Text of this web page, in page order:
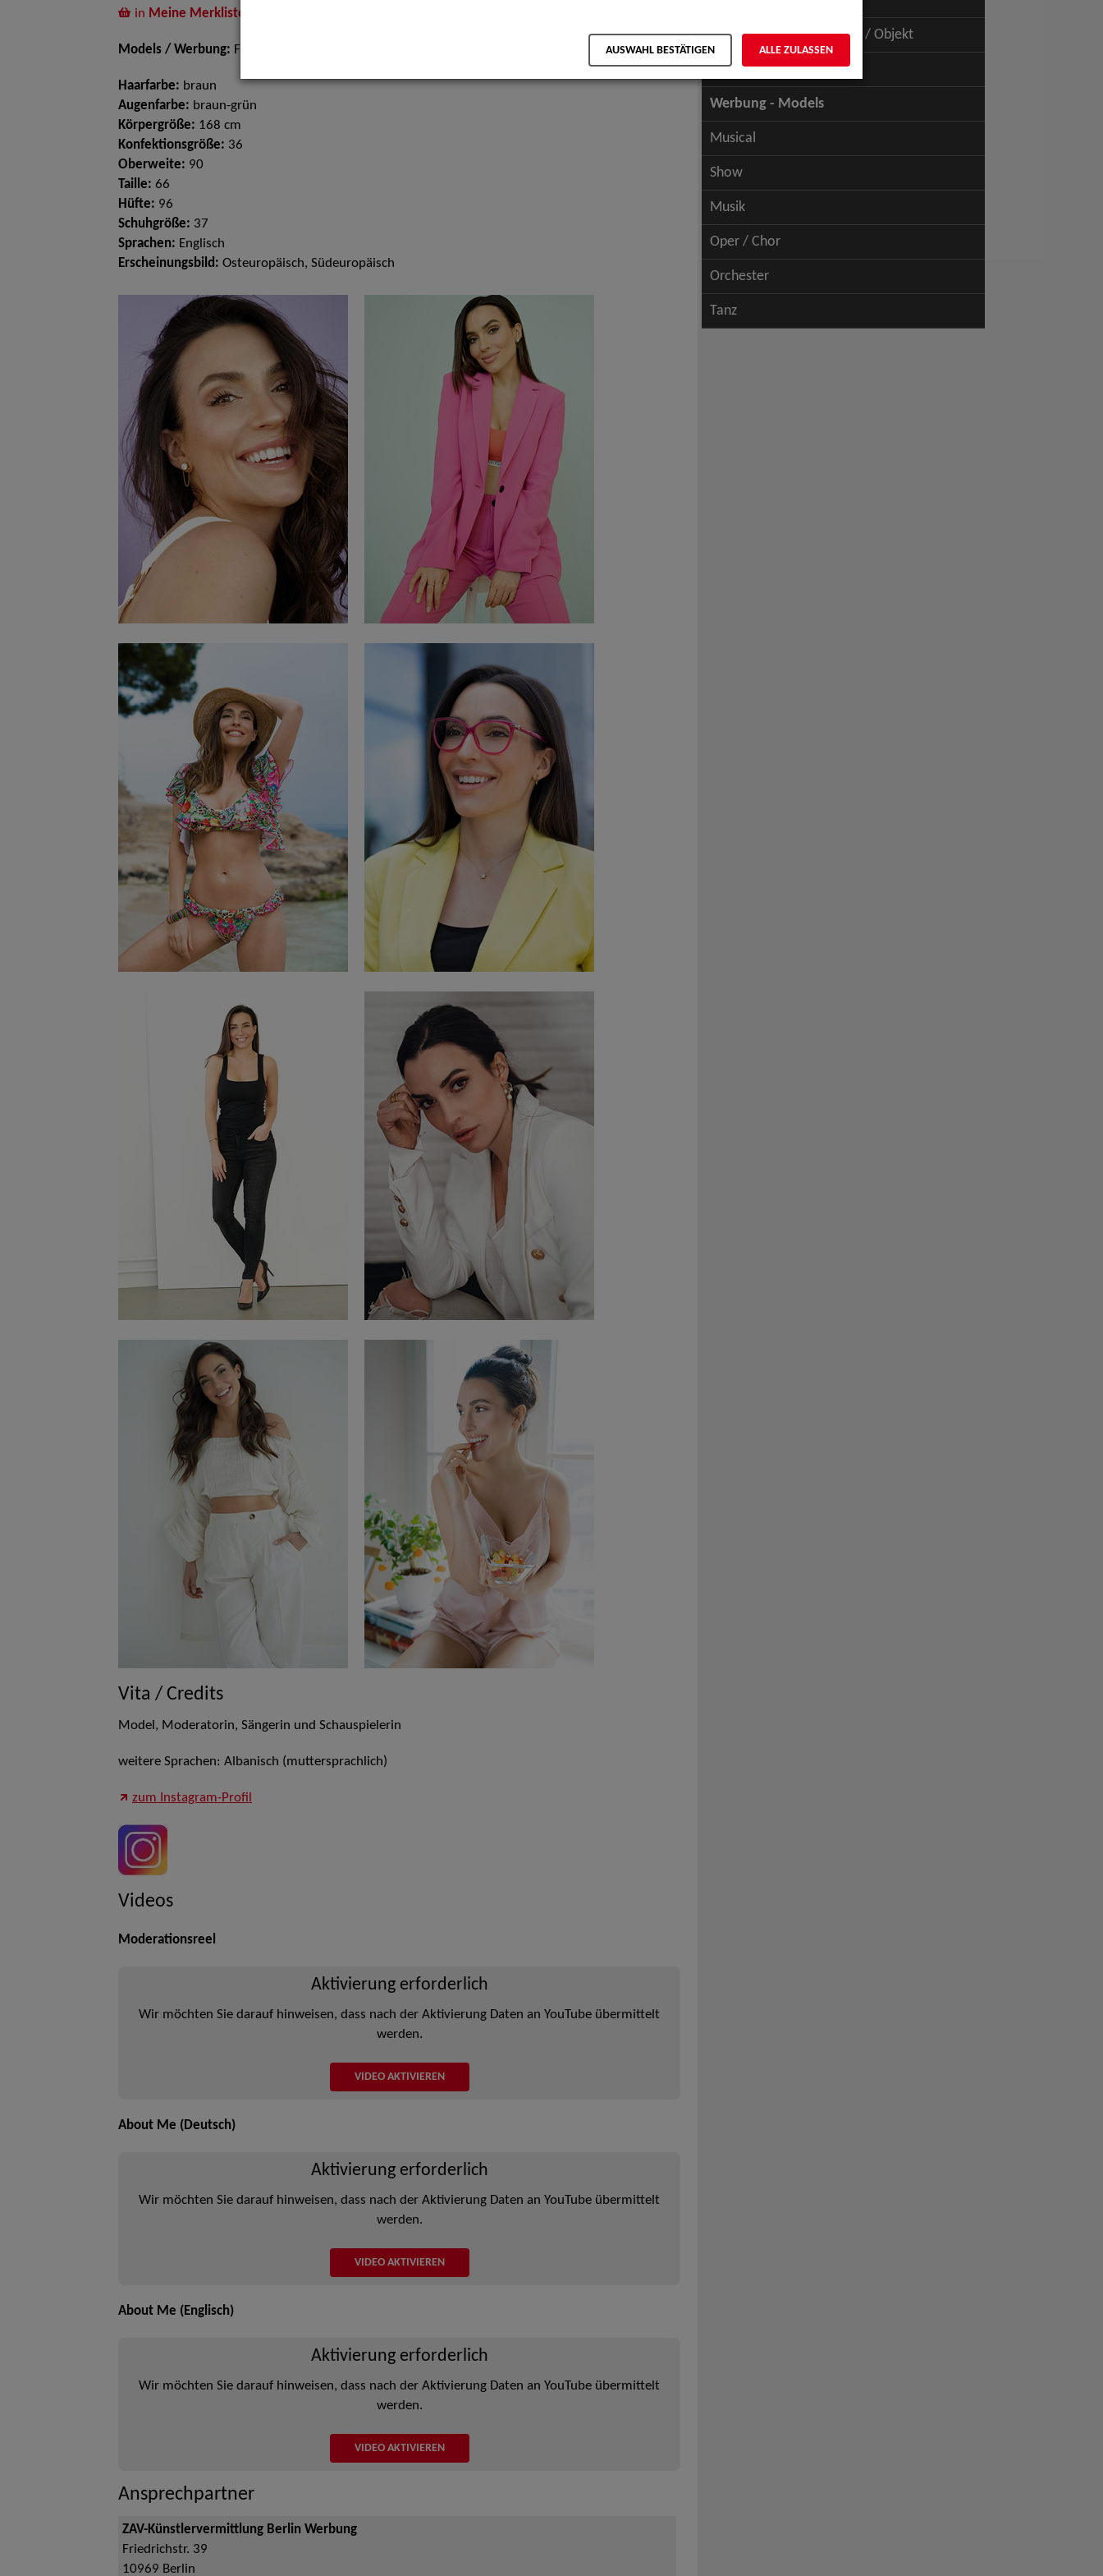
in Meine Merkliste
Models / Werbung: Fotomodell
Haarfarbe: braun
Augenfarbe: braun-grün
Körpergröße: 168 cm
Konfektionsgröße: 36
Oberweite: 90
Taille: 66
Hüfte: 96
Schuhgröße: 37
Sprachen: Englisch
Erscheinungsbild: Osteuropäisch, Südeuropäisch
Vita / Credits
Model, Moderatorin, Sängerin und Schauspielerin
weitere Sprachen: Albanisch (muttersprachlich)
zum Instagram-Profil
Videos
Moderationsreel
Aktivierung erforderlich
Wir möchten Sie darauf hinweisen, dass nach der Aktivierung Daten an YouTube übermittelt
werden.
VIDEO AKTIVIEREN
About Me (Deutsch)
Aktivierung erforderlich
Wir möchten Sie darauf hinweisen, dass nach der Aktivierung Daten an YouTube übermittelt
werden.
VIDEO AKTIVIEREN
About Me (Englisch)
Aktivierung erforderlich
Wir möchten Sie darauf hinweisen, dass nach der Aktivierung Daten an YouTube übermittelt
werden.
VIDEO AKTIVIEREN
Ansprechpartner
ZAV-Künstlervermittlung Berlin Werbung
Friedrichstr. 39
10969 Berlin
Schauspiel - Figur / Puppe / Objekt
Werbung - Talents
Werbung - Models
Musical
Show
Musik
Oper / Chor
Orchester
Tanz
AUSWAHL BESTÄTIGEN ALLE ZULASSEN